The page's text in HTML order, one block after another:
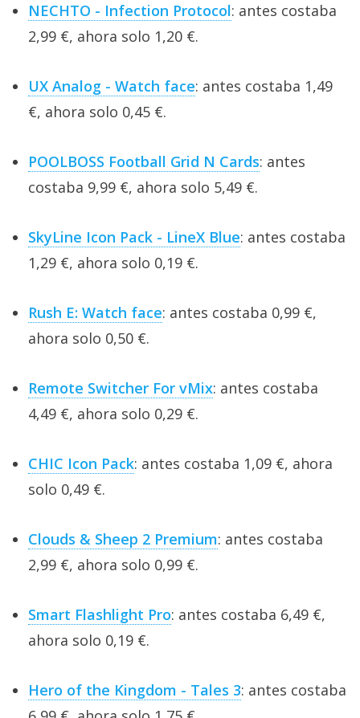
NECHTO - Infection Protocol: antes costaba
2,99 €, ahora solo 1,20 €.
UX Analog - Watch face: antes costaba 1,49
€, ahora solo 0,45 €.
POOLBOSS Football Grid N Cards: antes
costaba 9,99 €, ahora solo 5,49 €.
SkyLine Icon Pack - LineX Blue: antes costaba
1,29 €, ahora solo 0,19 €.
Rush E: Watch face: antes costaba 0,99 €,
ahora solo 0,50 €.
Remote Switcher For vMix: antes costaba
4,49 €, ahora solo 0,29 €.
CHIC Icon Pack: antes costaba 1,09 €, ahora
solo 0,49 €.
Clouds & Sheep 2 Premium: antes costaba
2,99 €, ahora solo 0,99 €.
Smart Flashlight Pro: antes costaba 6,49 €,
ahora solo 0,19 €.
Hero of the Kingdom - Tales 3: antes costaba